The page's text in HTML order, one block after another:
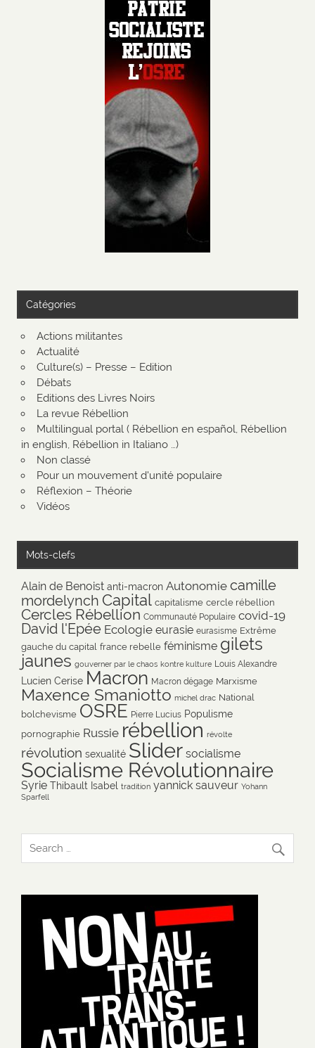
Catégories
Actions militantes
Actualité
Culture(s) – Presse – Edition
Débats
Editions des Livres Noirs
La revue Rébellion
Multilingual portal ( Rébellion en español, Rébellion
in english, Rébellion in Italiano …)
Non classé
Pour un mouvement d'unité populaire
Réflexion – Théorie
Vidéos
Mots-clefs
Alain de Benoist anti-macron Autonomie camille
mordelynch Capital capitalisme cercle rébellion
Cercles Rébellion Communauté Populaire covid-19
David l'Epée Ecologie eurasie eurasisme Extrême
gauche du capital france rebelle féminisme gilets
jaunes gouverner par le chaos kontre kulture Louis Alexandre
Lucien Cerise Macron Macron dégage Marxisme
Maxence Smaniotto michel drac National
bolchevisme OSRE Pierre Lucius Populisme
pornographie Russie rébellion révolte
révolution sexualité Slider socialisme
Socialisme Révolutionnaire
Syrie Thibault Isabel tradition yannick sauveur Yohann
Sparfell